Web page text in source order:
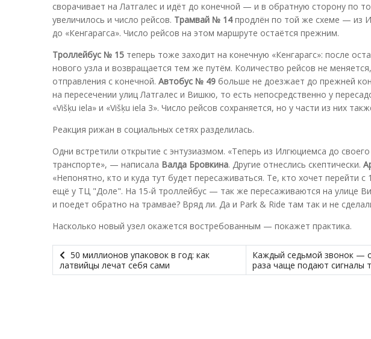
сворачивает на Латгалес и идёт до конечной — и в обратную сторону по
увеличилось и число рейсов. Трамвай № 14продлён по той же схеме — из
до «Кенгарагса». Число рейсов на этом маршруте остаётся прежним.
Троллейбус № 15 теперь тоже заходит на конечную «Кенгарагс»: после
нового узла и возвращается тем же путём. Количество рейсов не
отправления с конечной. Автобус № 49 больше не доезжает до прежней
на пересечении улиц Латгалес и Вишкю, то есть непосредственно у
«Višķu iela» и «Višķu iela 3». Число рейсов сохраняется, но у части из них
Реакция рижан в социальных сетях разделилась.
Одни встретили открытие с энтузиазмом. «Теперь из Илгюциемса до
транспорте», — написала Валда Бровкина. Другие отнеслись скептически.
«Непонятно, кто и куда тут будет пересаживаться. Те, кто хочет перейти
ещё у ТЦ "Доле". На 15-й троллейбус — так же пересаживаются на улице
и поедет обратно на трамвае? Вряд ли. Да и Park & Ride там так и не
Насколько новый узел окажется востребованным — покажет практика.
50 миллионов упаковок в год: как
латвийцы лечат себя сами
Каждый седьмой звонок —
раза чаще подают сигналы